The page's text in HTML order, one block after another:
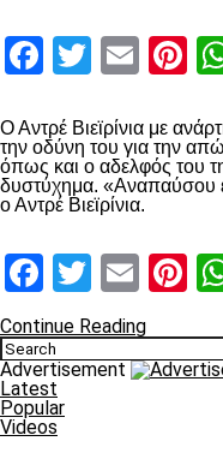
Facebook
Twitter
Ο Αντρέ Βιεϊρίνια με
την οδύνη του για την
όπως και ο αδελφός του
δυστύχημα. «Αναπαύσου
ο Αντρέ Βιεϊρίνια.
Facebook
Twitter
Continue Reading
Advertisement
Latest
Popular
Videos